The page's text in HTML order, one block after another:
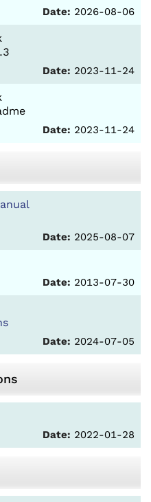
Date: 2026-08-06
Date: 2023-11-24
Date: 2023-11-24
Date: 2025-08-07
Date: 2013-07-30
Date: 2024-07-05
Date: 2022-01-28